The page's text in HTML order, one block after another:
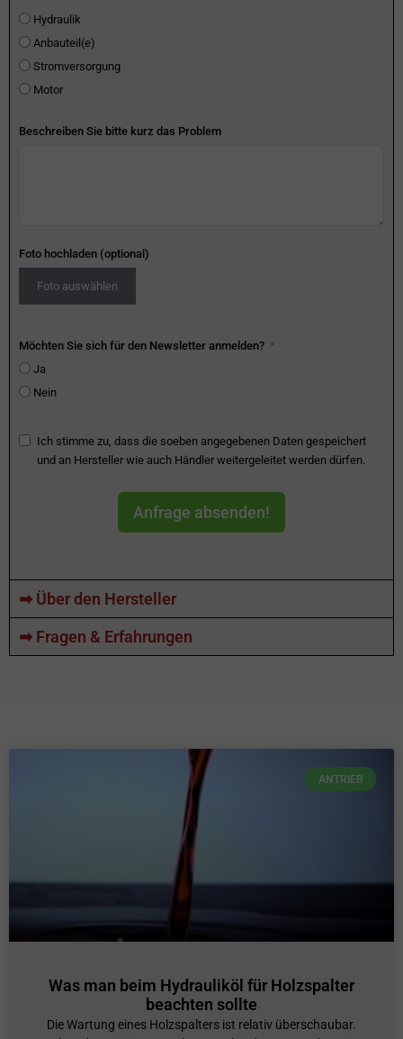
Hydraulik
Anbauteil(e)
Stromversorgung
Motor
Beschreiben Sie bitte kurz das Problem
Foto hochladen (optional)
Foto auswählen
Möchten Sie sich für den Newsletter anmelden?
Ja
Nein
Ich stimme zu, dass die soeben angegebenen Daten gespeichert
und an Hersteller wie auch Händler weitergeleitet werden dürfen.
Anfrage absenden!
➡ Über den Hersteller
➡ Fragen & Erfahrungen
ANTRIEB
Was man beim Hydrauliköl für Holzspalter
beachten sollte
Die Wartung eines Holzspalters ist relativ überschaubar.